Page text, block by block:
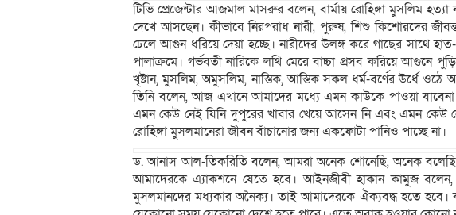
টিভি প্রেজেন্টার আজমাল মাসরুর বলেন, বার্মায় রোহিঙ্গা মুসলিম
দেখে আসছেন। কীভাবে নিরপরাধ নারী, পুরুষ, শিশু কিশোরদের
ঢেলে আগুন ধরিয়ে দেয়া হচ্ছে। নারীদের উলঙ্গ করে গাছের সাথে
পালাক্রমে। গর্ভবতী নারিকে লথি মেরে বাচ্চা প্রসব করিয়ে আগুনে
খৃষ্টান, মুসলিম, অমুসলিম, নাস্তিক, আস্তিক সকল ধর্ম-বর্ণের উর্ধে
তিনি বলেন, আজ এখানে আমাদের মধ্যে এমন কাউকে পাওয়া যাবেনা
এমন কেউ নেই যিনি দুপুরের খাবার খেয়ে আসেন নি এবং এমন কেউ
রোহিঙ্গা মুসলমানেরা জীবন বাঁচানোর জন্য একফোটা পানিও পাচ্ছে না।
ড. আনাস আল-তিকরিতি বলেন, আমরা অনেক শোনেছি, অনেক
আমাদেরকে এ্যাকশনে যেতে হবে। আইনজীবী হাকান কামুজ
মুসলমানদের মধ্যকার অনৈক্য। তাই আমাদেরকে ঐক্যবদ্ধ হতে হবে।